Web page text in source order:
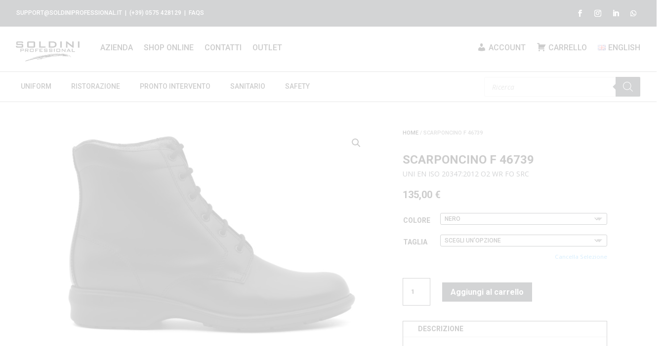
SUPPORT@SOLDINIPROFESSIONAL.IT | (+39) 0575 428129 | FAQS
AZIENDA SHOP ONLINE CONTATTI OUTLET ACCOUNT CARRELLO ENGLISH
UNIFORM RISTORAZIONE PRONTO INTERVENTO SANITARIO SAFETY
HOME/ SCARPONCINO F 46739
SCARPONCINO F 46739
UNI EN ISO 20347:2012 O2 WR FO SRC
135,00 €
COLORE
TAGLIA
Cancella Selezione
SCARPONCINO
46739
Aggiungi al carrello
DESCRIZIONE